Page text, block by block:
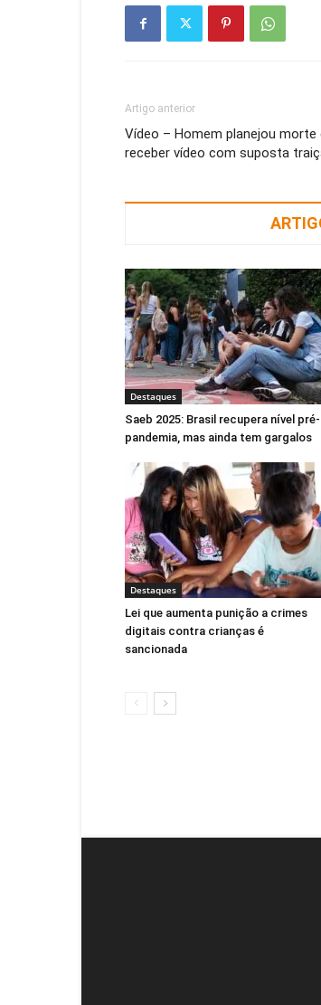
Artigo anterior
Vídeo – Homem planejou morte
receber vídeo com suposta
Destaques
Saeb 2025: Brasil recupera nível pré-
pandemia, mas ainda tem gargalos
Destaques
Lei que aumenta punição a crimes
digitais contra crianças é
sancionada